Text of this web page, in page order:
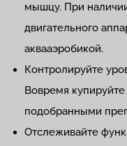
мышцу. При
двигательного
аквааэробикой.
Контролируйте
Вовремя
подобранными
Отслеживайте